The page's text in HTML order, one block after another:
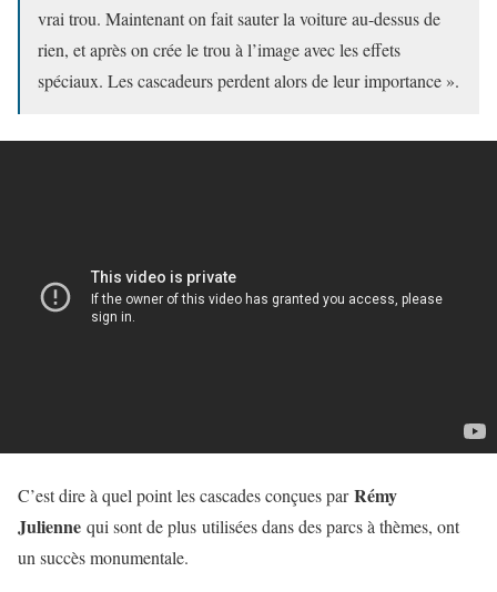
vrai trou. Maintenant on fait sauter la voiture au-dessus de
rien, et après on crée le trou à l’image avec les effets
spéciaux. Les cascadeurs perdent alors de leur importance ».
C’est dire à quel point les cascades conçues parRémy
Julienne qui sont de plus utilisées dans des parcs à thèmes, ont
un succès monumentale.